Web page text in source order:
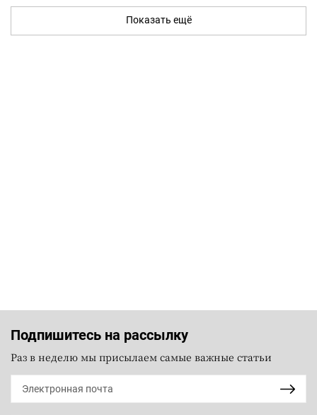
Показать ещё
Подпишитесь на рассылку
Раз в неделю мы присылаем самые важные статьи